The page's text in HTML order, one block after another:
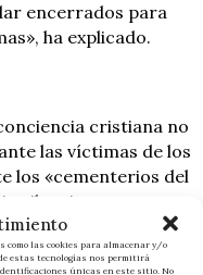
como las cookies para almacenar y/o
estas tecnologías nos permitirá
únicas en este sitio. No
encerrados para
ha explicado.
cristiana no
las víctimas de los
los «cementerios del
silencioso» que
sin conocer el
expuesto a la